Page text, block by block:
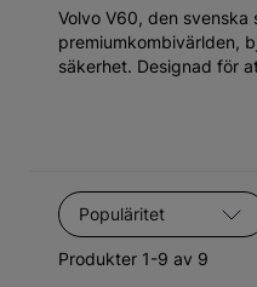
Volvo V60, den svenska
premiumkombivärlden,
säkerhet. Designad för
förarens behov, detta
du dig om att din V60
Sortera efter
Produkter 1-9 av 9